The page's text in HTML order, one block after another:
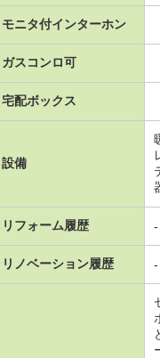
モニタ付インターホン
ガスコンロ可
宅配ボックス
設備
リフォーム履歴 -
リノベーション履歴 -